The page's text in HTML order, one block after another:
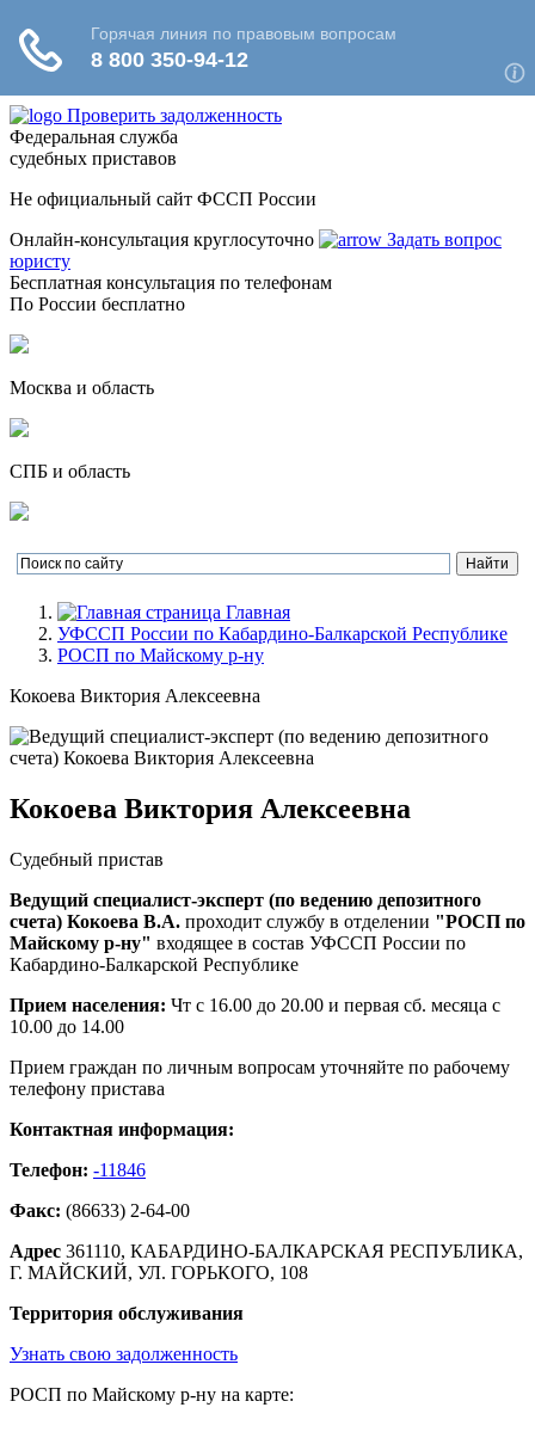
Проверить задолженность
Федеральная служба
судебных приставов
Не официальный сайт ФССП России
Онлайн-консультация круглосуточно
Задать вопрос
юристу
Бесплатная консультация по телефонам
По России бесплатно
Москва и область
СПБ и область
Главная
УФССП России по Кабардино-Балкарской Республике
РОСП по Майскому р-ну
Кокоева Виктория Алексеевна
Кокоева Виктория Алексеевна
Судебный пристав
Ведущий специалист-эксперт (по ведению депозитного
счета) Кокоева В.А. проходит службу в отделении "РОСП по
Майскому р-ну" входящее в состав УФССП России по
Кабардино-Балкарской Республике
Прием населения: Чт с 16.00 до 20.00 и первая сб. месяца с
10.00 до 14.00
Прием граждан по личным вопросам уточняйте по рабочему
телефону пристава
Контактная информация:
Телефон: -11846
Факс: (86633) 2-64-00
Адрес 361110, КАБАРДИНО-БАЛКАРСКАЯ РЕСПУБЛИКА,
Г. МАЙСКИЙ, УЛ. ГОРЬКОГО, 108
Территория обслуживания
Узнать свою задолженность
РОСП по Майскому р-ну на карте: